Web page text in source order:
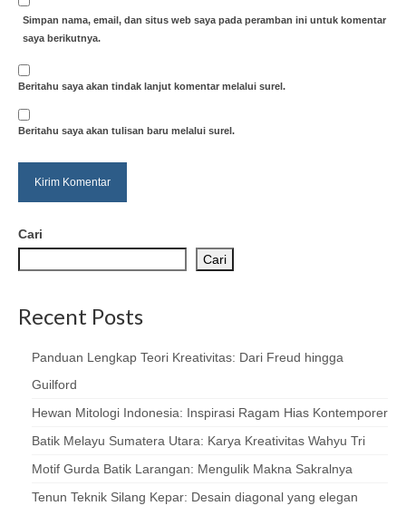
Simpan nama, email, dan situs web saya pada peramban ini untuk komentar
saya berikutnya.
Beritahu saya akan tindak lanjut komentar melalui surel.
Beritahu saya akan tulisan baru melalui surel.
Cari
Cari
Recent Posts
Panduan Lengkap Teori Kreativitas: Dari Freud hingga
Guilford
Hewan Mitologi Indonesia: Inspirasi Ragam Hias Kontemporer
Batik Melayu Sumatera Utara: Karya Kreativitas Wahyu Tri
Motif Gurda Batik Larangan: Mengulik Makna Sakralnya
Tenun Teknik Silang Kepar: Desain diagonal yang elegan